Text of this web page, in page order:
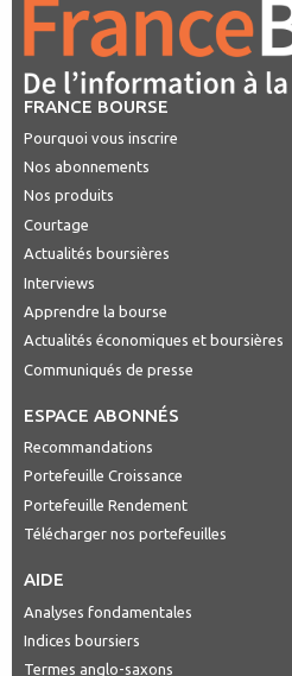
FRANCE BOURSE
Pourquoi vous inscrire
Nos abonnements
Nos produits
Courtage
Actualités boursières
Interviews
Apprendre la bourse
Actualités économiques et boursières
Communiqués de presse
ESPACE ABONNÉS
Recommandations
Portefeuille Croissance
Portefeuille Rendement
Télécharger nos portefeuilles
AIDE
Analyses fondamentales
Indices boursiers
Termes anglo-saxons